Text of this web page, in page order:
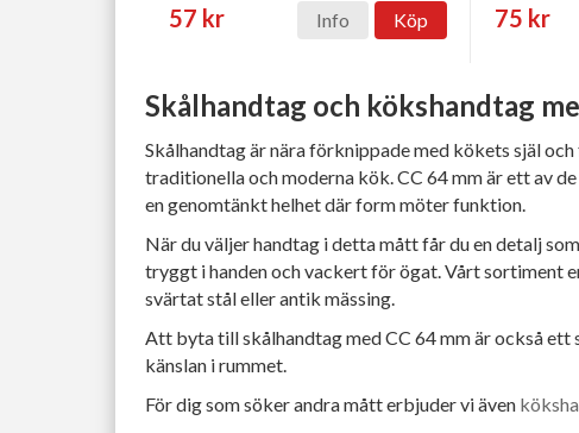
57 kr Info Köp 75 kr
Skålhandtag och kökshandtag
Skålhandtag är nära förknippade med kökets själ
traditionella och moderna kök. CC 64 mm är ett av
en genomtänkt helhet där form möter funktion.
När du väljer handtag i detta mått får du en detalj
tryggt i handen och vackert för ögat. Vårt sortiment
svärtat stål eller antik mässing.
Att byta till skålhandtag med CC 64 mm är också
känslan i rummet.
För dig som söker andra mått erbjuder vi även